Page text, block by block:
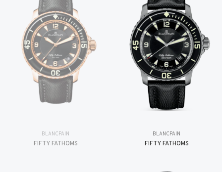
BLANCPAIN
FIFTY FATHOMS
BLANCPAIN
FIFTY FATHOMS